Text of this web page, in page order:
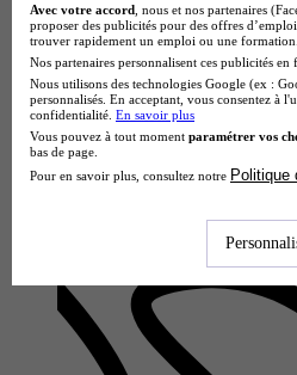
IPAG
Prépa - Classe prépa talents
Rouen 76000
La classe prépa talents de la
l'Institut de préparation à
futurs cadres du service public
Avec votre accord , nous et nos partenaires
proposer des publicités pour des offres
trouver rapidement un emploi ou une formation.
Nos partenaires personnalisent ces publicités
Nous utilisons des technologies Google (ex :
personnalisés. En acceptant, vous consentez à
confidentialité. En savoir plus
Vous pouvez à tout moment paramétrer vos
bas de page.
Pour en savoir plus, consultez notre Politique